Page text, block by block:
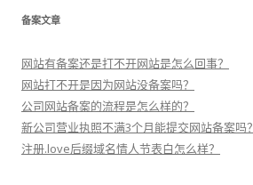
备案文章
网站有备案还是打不开网站是怎么回事？
网站打不开是因为网站没备案吗？
公司网站备案的流程是怎么样的？
新公司营业执照不满3个月能提交网站备案吗？
注册.love后缀域名情人节表白怎么样？